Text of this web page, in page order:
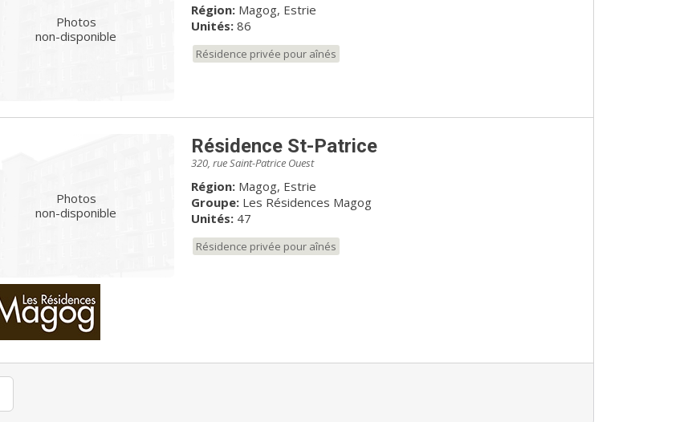
Photos
non-disponible
Région: Magog, Estrie
Unités:86
Résidence privée pour aînés
Photos
non-disponible
Résidence St-Patrice
320, rue Saint-Patrice Ouest
Région: Magog, Estrie
Groupe: Les Résidences Magog
Unités:47
Résidence privée pour aînés